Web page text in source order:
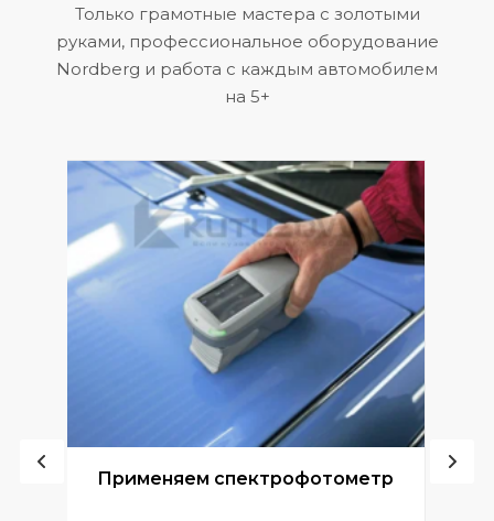
Только грамотные мастера с золотыми
руками, профессиональное оборудование
Nordberg и работа с каждым автомобилем
на 5+
Применяем спектрофотометр